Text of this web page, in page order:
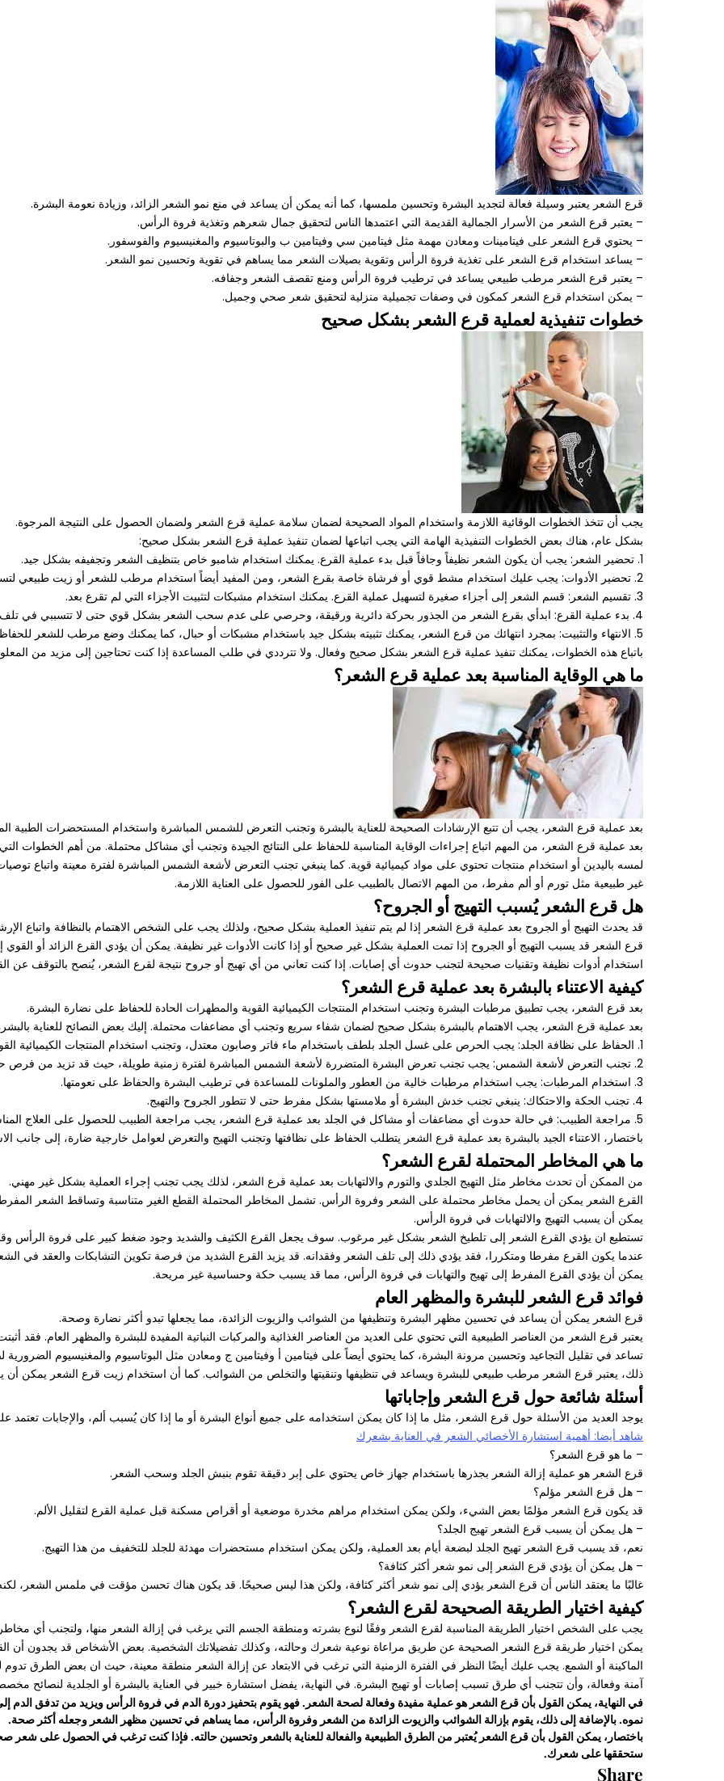
قرع الشعر يعتبر وسيلة فعالة لتجديد البشرة وتحسين ملمسها، كما أنه يمكن أن يساعد في منع نمو الشعر الزائد، وزيادة نعومة البشرة.
– يعتبر قرع الشعر من الأسرار الجمالية القديمة التي اعتمدها الناس لتحقيق جمال شعرهم وتغذية فروة الرأس.
– يحتوي قرع الشعر على فيتامينات ومعادن مهمة مثل فيتامين سي وفيتامين ب والبوتاسيوم والمغنيسيوم والفوسفور.
– يساعد استخدام قرع الشعر على تغذية فروة الرأس وتقوية بصيلات الشعر مما يساهم في تقوية وتحسين نمو الشعر.
– يعتبر قرع الشعر مرطب طبيعي يساعد في ترطيب فروة الرأس ومنع تقصف الشعر وجفافه.
– يمكن استخدام قرع الشعر كمكون في وصفات تجميلية منزلية لتحقيق شعر صحي وجميل.
خطوات تنفيذية لعملية قرع الشعر بشكل صحيح
يجب أن تتخذ الخطوات الوقائية اللازمة واستخدام المواد الصحيحة لضمان سلامة عملية قرع الشعر ولضمان الحصول على النتيجة المرجوة.
بشكل عام، هناك بعض الخطوات التنفيذية الهامة التي يجب اتباعها لضمان تنفيذ عملية قرع الشعر بشكل صحيح:
1. تحضير الشعر: يجب أن يكون الشعر نظيفاً وجافاً قبل بدء عملية القرع. يمكنك استخدام شامبو خاص بتنظيف الشعر وتجفيفه بشكل جيد.
2. تحضير الأدوات: يجب عليك استخدام مشط قوي أو فرشاة خاصة بقرع الشعر، ومن المفيد أيضاً استخدام مرطب للشعر أو زيت طبيعي لتسهيل عملية القرع.
3. تقسيم الشعر: قسم الشعر إلى أجزاء صغيرة لتسهيل عملية القرع. يمكنك استخدام مشبكات لتثبيت الأجزاء التي لم تقرع بعد.
4. بدء عملية القرع: ابدأي بقرع الشعر من الجذور بحركة دائرية ورقيقة، وحرصي على عدم سحب الشعر بشكل قوي حتى لا تتسببي في تلف الشعر أو تساقطه.
5. الانتهاء والتثبيت: بمجرد انتهائك من قرع الشعر، يمكنك تثبيته بشكل جيد باستخدام مشبكات أو حبال، كما يمكنك وضع مرطب للشعر للحفاظ على نعومته ولمعانه.
باتباع هذه الخطوات، يمكنك تنفيذ عملية قرع الشعر بشكل صحيح وفعال. ولا تترددي في طلب المساعدة إذا كنت تحتاجين إلى مزيد من
ما هي الوقاية المناسبة بعد عملية قرع الشعر؟
بعد عملية قرع الشعر، يجب أن تتبع الإرشادات الصحيحة للعناية بالبشرة وتجنب التعرض للشمس المباشرة واستخدام المستحضرات الطبية
بعد عملية قرع الشعر، من المهم اتباع إجراءات الوقاية المناسبة للحفاظ على النتائج الجيدة وتجنب أي مشاكل محتملة. من أهم الخطوات
لمسه باليدين أو استخدام منتجات تحتوي على مواد كيميائية قوية. كما ينبغي تجنب التعرض لأشعة الشمس المباشرة لفترة معينة واتباع
غير طبيعية مثل تورم أو ألم مفرط، من المهم الاتصال بالطبيب على الفور للحصول على العناية اللازمة.
هل قرع الشعر يُسبب التهيج أو الجروح؟
قد يحدث التهيج أو الجروح بعد عملية قرع الشعر إذا لم يتم تنفيذ العملية بشكل صحيح، ولذلك يجب على الشخص الاهتمام بالنظافة واتباع
قرع الشعر قد يسبب التهيج أو الجروح إذا تمت العملية بشكل غير صحيح أو إذا كانت الأدوات غير نظيفة. يمكن أن يؤدي القرع الزائد أو
استخدام أدوات نظيفة وتقنيات صحيحة لتجنب حدوث أي إصابات. إذا كنت تعاني من أي تهيج أو جروح نتيجة لقرع الشعر، يُنصح بالتوقف عن
كيفية الاعتناء بالبشرة بعد عملية قرع الشعر؟
بعد قرع الشعر، يجب تطبيق مرطبات البشرة وتجنب استخدام المنتجات الكيميائية القوية والمطهرات الحادة للحفاظ على نضارة البشرة.
بعد عملية قرع الشعر، يجب الاهتمام بالبشرة بشكل صحيح لضمان شفاء سريع وتجنب أي مضاعفات محتملة. إليك بعض النصائح للعناية
1. الحفاظ على نظافة الجلد: يجب الحرص على غسل الجلد بلطف باستخدام ماء فاتر وصابون معتدل، وتجنب استخدام المنتجات الكيميائية القوية التي قد تسبب تهيج البشرة.
2. تجنب التعرض لأشعة الشمس: يجب تجنب تعرض البشرة المتضررة لأشعة الشمس المباشرة لفترة زمنية طويلة، حيث قد تزيد من فرص حدوث التصبغات وتهيج البشرة.
3. استخدام المرطبات: يجب استخدام مرطبات خالية من العطور والملونات للمساعدة في ترطيب البشرة والحفاظ على نعومتها.
4. تجنب الحكة والاحتكاك: ينبغي تجنب خدش البشرة أو ملامستها بشكل مفرط حتى لا تتطور الجروح والتهيج.
5. مراجعة الطبيب: في حالة حدوث أي مضاعفات أو مشاكل في الجلد بعد عملية قرع الشعر، يجب مراجعة الطبيب للحصول على العلاج المناسب.
باختصار، الاعتناء الجيد بالبشرة بعد عملية قرع الشعر يتطلب الحفاظ على نظافتها وتجنب التهيج والتعرض لعوامل خارجية ضارة، إلى جانب
ما هي المخاطر المحتملة لقرع الشعر؟
من الممكن أن تحدث مخاطر مثل التهيج الجلدي والتورم والالتهابات بعد عملية قرع الشعر، لذلك يجب تجنب إجراء العملية بشكل غير مهني.
القرع الشعر يمكن أن يحمل مخاطر محتملة على الشعر وفروة الرأس. تشمل المخاطر المحتملة القطع الغير متناسبة وتساقط الشعر
يمكن أن يسبب التهيج والالتهابات في فروة الرأس.
تستطيع ان يؤدي القرع الشعر إلى تلطيخ الشعر بشكل غير مرغوب. سوف يجعل القرع الكثيف والشديد وجود ضغط كبير على فروة الرأس
عندما يكون القرع مفرطا ومتكررا، فقد يؤدي ذلك إلى تلف الشعر وفقدانه. قد يزيد القرع الشديد من فرصة تكوين التشابكات والعقد في
يمكن أن يؤدي القرع المفرط إلى تهيج والتهابات في فروة الرأس، مما قد يسبب حكة وحساسية غير مريحة.
فوائد قرع الشعر للبشرة والمظهر العام
قرع الشعر يمكن أن يساعد في تحسين مظهر البشرة وتنظيفها من الشوائب والزيوت الزائدة، مما يجعلها تبدو أكثر نضارة وصحة.
يعتبر قرع الشعر من العناصر الطبيعية التي تحتوي على العديد من العناصر الغذائية والمركبات النباتية المفيدة للبشرة والمظهر العام.
تساعد في تقليل التجاعيد وتحسين مرونة البشرة، كما يحتوي أيضاً على فيتامين أ وفيتامين ج ومعادن مثل البوتاسيوم والمغنيسيوم
ذلك، يعتبر قرع الشعر مرطب طبيعي للبشرة ويساعد في تنظيفها وتنقيتها والتخلص من الشوائب. كما أن استخدام زيت قرع الشعر يمكن أن
أسئلة شائعة حول قرع الشعر وإجاباتها
يوجد العديد من الأسئلة حول قرع الشعر، مثل ما إذا كان يمكن استخدامه على جميع أنواع البشرة أو ما إذا كان يُسبب ألم، والإجابات تعتمد
شاهد أيضا: أهمية استشارة الأخصائي الشعر في العناية بشعرك
– ما هو قرع الشعر؟
قرع الشعر هو عملية إزالة الشعر بجذرها باستخدام جهاز خاص يحتوي على إبر دقيقة تقوم بنبش الجلد وسحب الشعر.
– هل قرع الشعر مؤلم؟
قد يكون قرع الشعر مؤلمًا بعض الشيء، ولكن يمكن استخدام مراهم مخدرة موضعية أو أقراص مسكنة قبل عملية القرع لتقليل الألم.
– هل يمكن أن يسبب قرع الشعر تهيج الجلد؟
نعم، قد يسبب قرع الشعر تهيج الجلد لبضعة أيام بعد العملية، ولكن يمكن استخدام مستحضرات مهدئة للجلد للتخفيف من هذا التهيج.
– هل يمكن أن يؤدي قرع الشعر إلى نمو شعر أكثر كثافة؟
غالبًا ما يعتقد الناس أن قرع الشعر يؤدي إلى نمو شعر أكثر كثافة، ولكن هذا ليس صحيحًا. قد يكون هناك تحسن مؤقت في ملمس الشعر، لكنه
كيفية اختيار الطريقة الصحيحة لقرع الشعر؟
يجب على الشخص اختيار الطريقة المناسبة لقرع الشعر وفقًا لنوع بشرته ومنطقة الجسم التي يرغب في إزالة الشعر منها، ولتجنب أي
يمكن اختيار طريقة قرع الشعر الصحيحة عن طريق مراعاة نوعية شعرك وحالته، وكذلك تفضيلاتك الشخصية. بعض الأشخاص قد يجدون أن
الماكينة أو الشمع. يجب عليك أيضًا النظر في الفترة الزمنية التي ترغب في الابتعاد عن إزالة الشعر منطقة معينة، حيث ان بعض الطرق
آمنة وفعالة، وأن تتجنب أي طرق تسبب إصابات أو تهيج البشرة. في النهاية، يفضل استشارة خبير في العناية بالبشرة أو الجلدية لنصائح
في النهاية، يمكن القول بأن قرع الشعر هو عملية مفيدة وفعالة لصحة الشعر. فهو يقوم بتحفيز دورة الدم في فروة الرأس ويزيد من تدفق الدم
نموه. بالإضافة إلى ذلك، يقوم بإزالة الشوائب والزيوت الزائدة من الشعر وفروة الرأس، مما يساهم في تحسين مظهر الشعر وجعله أكثر صحة.
باختصار، يمكن القول بأن قرع الشعر يُعتبر من الطرق الطبيعية والفعالة للعناية بالشعر وتحسين حالته. فإذا كنت ترغب في الحصول على شعر
ستحققها على شعرك.
Share